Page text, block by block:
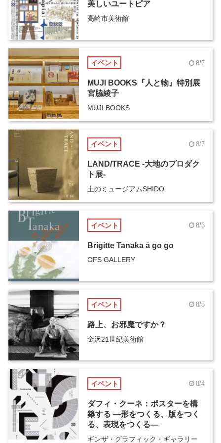
美しいユートピア
高崎市美術館
イベント 8/7
MUJI BOOKS『人と物』特別展
宮脇綾子
MUJI BOOKS
イベント 8/7
LAND/TRACE -大地のプロダク
ト展-
土のミュージアムSHIDO
イベント 8/6
Brigitte Tanaka ā go go
OFS GALLERY
イベント 8/5
路上、お邪魔ですか？
金沢21世紀美術館
イベント 8/4
ダフィ・クーネ：ポスターを構
築する ―形をつくる、版をつく
る、表現をつくる―
ギンザ・グラフィック・ギャラリー